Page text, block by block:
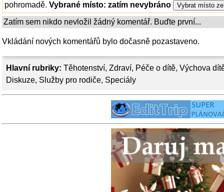
Hlavní rubriky: Těhotenství, Zdraví, Péče o dítě, Výchova
Diskuze, Služby pro rodiče, Speciály
pohromadě. Vybrané místo: zatím nevybráno
Zatím sem nikdo nevložil žádný komentář. Buďte první...
Vkládání nových komentářů bylo dočasně pozastaveno.